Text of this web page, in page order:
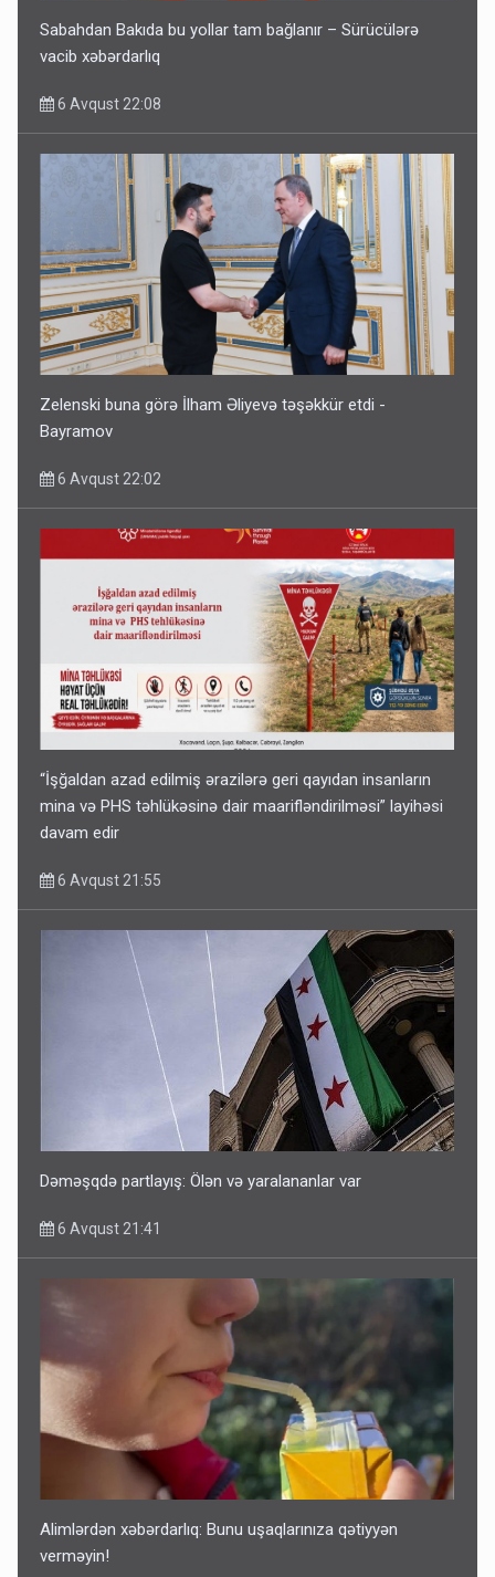
Sabahdan Bakıda bu yollar tam bağlanır – Sürücülərə
vacib xəbərdarlıq
6 Avqust 22:08
Zelenski buna görə İlham Əliyevə təşəkkür etdi -
Bayramov
6 Avqust 22:02
“İşğaldan azad edilmiş ərazilərə geri qayıdan insanların
mina və PHS təhlükəsinə dair maarifləndirilməsi” layihəsi
davam edir
6 Avqust 21:55
Dəməşqdə partlayış: Ölən və yaralananlar var
6 Avqust 21:41
Alimlərdən xəbərdarlıq: Bunu uşaqlarınıza qətiyyən
verməyin!